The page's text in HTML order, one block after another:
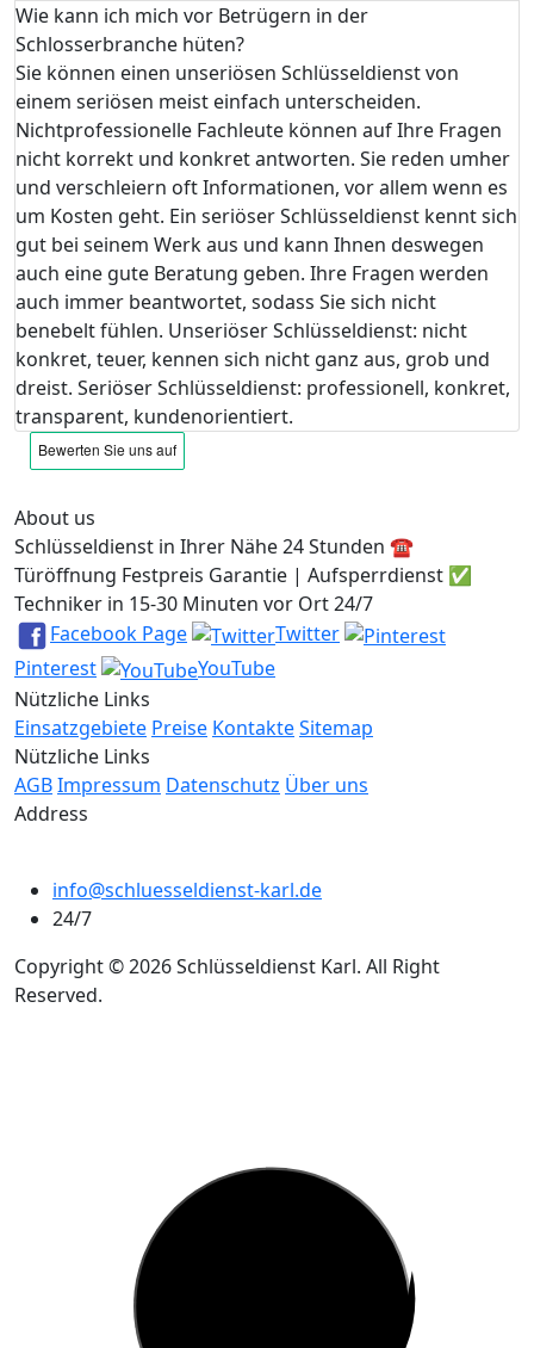
Wie kann ich mich vor Betrügern in der
Schlosserbranche hüten?
Sie können einen unseriösen Schlüsseldienst von
einem seriösen meist einfach unterscheiden.
Nichtprofessionelle Fachleute können auf Ihre Fragen
nicht korrekt und konkret antworten. Sie reden umher
und verschleiern oft Informationen, vor allem wenn es
um Kosten geht. Ein seriöser Schlüsseldienst kennt sich
gut bei seinem Werk aus und kann Ihnen deswegen
auch eine gute Beratung geben. Ihre Fragen werden
auch immer beantwortet, sodass Sie sich nicht
benebelt fühlen. Unseriöser Schlüsseldienst: nicht
konkret, teuer, kennen sich nicht ganz aus, grob und
dreist. Seriöser Schlüsseldienst: professionell, konkret,
transparent, kundenorientiert.
About us
Schlüsseldienst in Ihrer Nähe 24 Stunden ☎️
Türöffnung Festpreis Garantie | Aufsperrdienst ✅
Techniker in 15-30 Minuten vor Ort 24/7
Facebook Page
Twitter
Pinterest
YouTube
Nützliche Links
Einsatzgebiete Preise KontakteSitemap
Nützliche Links
AGBImpressum Datenschutz Über uns
Address
info@schluesseldienst-karl.de
24/7
Copyright © 2026 Schlüsseldienst Karl. All Right
Reserved.